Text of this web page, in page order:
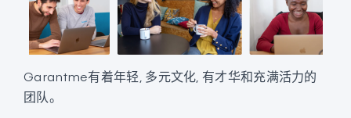
Garantme有着年轻, 多元文化, 有才华和充满活力的
团队。